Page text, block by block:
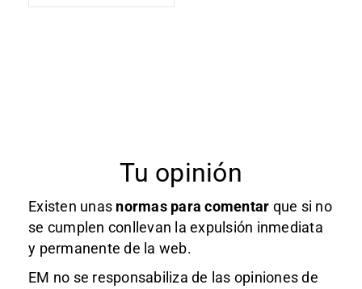
Tu opinión
Existen unas normas para comentar que si no
se cumplen conllevan la expulsión inmediata
y permanente de la web.
EM no se responsabiliza de las opiniones de